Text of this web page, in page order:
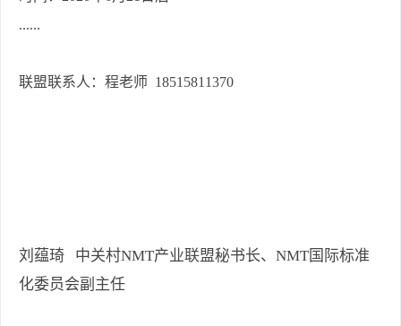
......
联盟联系人：程老师 18515811370
刘蕴琦 中关村NMT产业联盟秘书长、 NMT国际标准
化委员会副主任